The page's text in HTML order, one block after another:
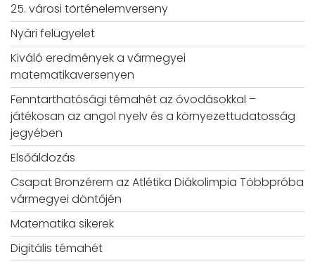
25. városi történelemverseny
Nyári felügyelet
Kiváló eredmények a vármegyei
matematikaversenyen
Fenntarthatósági témahét az óvodásokkal –
játékosan az angol nyelv és a környezettudatosság
jegyében
Elsőáldozás
Csapat Bronzérem az Atlétika Diákolimpia Többpróba
vármegyei döntőjén
Matematika sikerek
Digitális témahét